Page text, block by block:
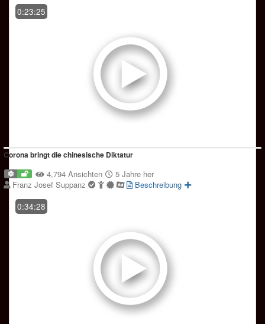
0:23:25
Corona bringt die chinesische Diktatur
4,794 Ansichten
5 Jahre her
Franz Josef Suppanz
Beschreibung
0:34:28